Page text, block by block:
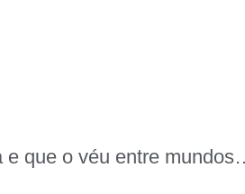
e que o véu entre